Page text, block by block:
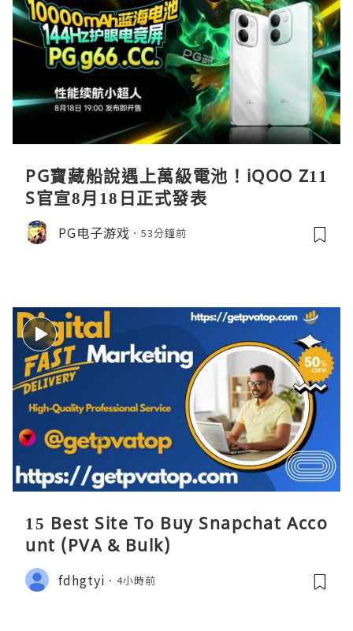
PG寶藏船說遇上萬級電池！iQOO Z11
S官宣8月18日正式發表
PG电子游戏 53分鐘前
15 Best Site To Buy Snapchat Acco
unt (PVA & Bulk)
fdhgtyi 4小時前